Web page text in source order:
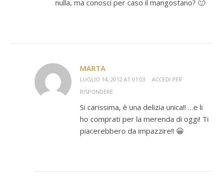
nulla, ma conosci per caso il mangostano? 🙂
MARTA
LUGLIO 14, 2012 AT 01:03
ACCEDI PER
RISPONDERE
Si carissima, è una delizia unica!! …e li
ho comprati per la merenda di oggi! Ti
piacerebbero da impazzire!! 😀